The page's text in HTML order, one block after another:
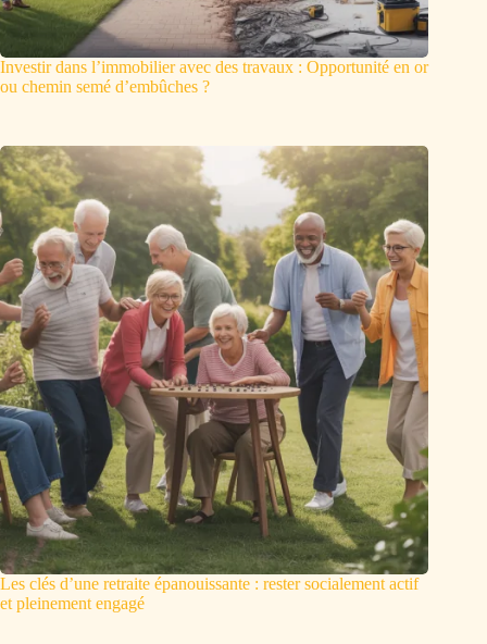
Investir dans l’immobilier avec des travaux : Opportunité en or
ou chemin semé d’embûches ?
Les clés d’une retraite épanouissante : rester socialement actif
et pleinement engagé